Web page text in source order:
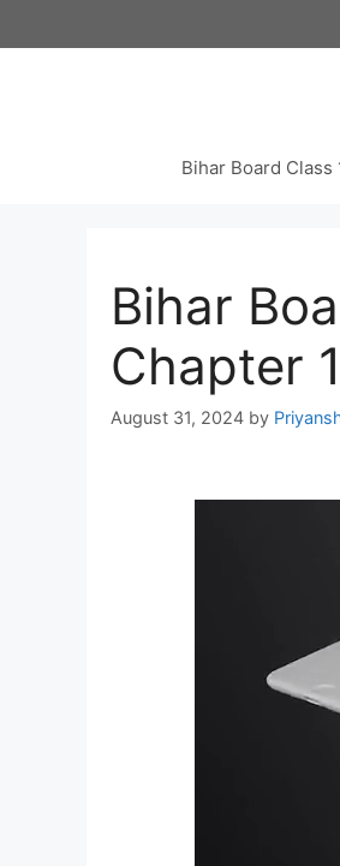
to
Bihar Board Class
Bihar
Chapter
August 31, 2024 by